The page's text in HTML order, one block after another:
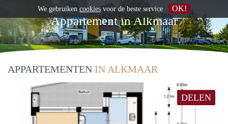
Appartement in Alkmaar
APPARTEMENTEN IN ALKMAAR
DELEN
We gebruiken cookies voor de beste service OK!